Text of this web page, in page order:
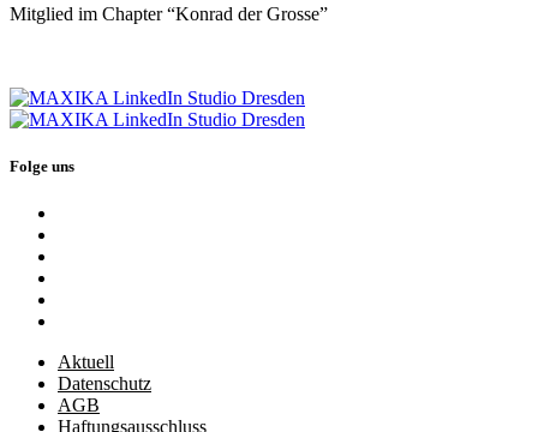
Mitglied im Chapter “Konrad der Grosse”
Folge uns
Aktuell
Datenschutz
AGB
Haftungsausschluss